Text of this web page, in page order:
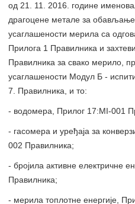
од 21. 11. 2016. године
драгоцене метале за
усаглашености мерила са
Прилога 1 Правилника и
Правилника за свако мерило,
усаглашености Модул Б -
7. Правилника, и то:
- водомера, Прилог 17:МI-001
- гасомера и уређаја за
002 Правилника;
- бројила активне електричне
Правилника;
- мерила топлотне енергије,